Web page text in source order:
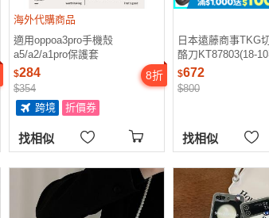
海外代購商品
適用oppoa3pro手機殼
a5/a2/a1pro保護套
OPPOa5/a7/a8/a9防摔軟殼a55
女PJG110全包A1活力版新年款
格紋毛絨KT貓
$284
$354
8折
跨境 折價券
找相似
日本遠藤商事TKG
酪刀KT87803(18-
14公分;二齒叉+5圓
番BKTL701
$672
$800
找相似